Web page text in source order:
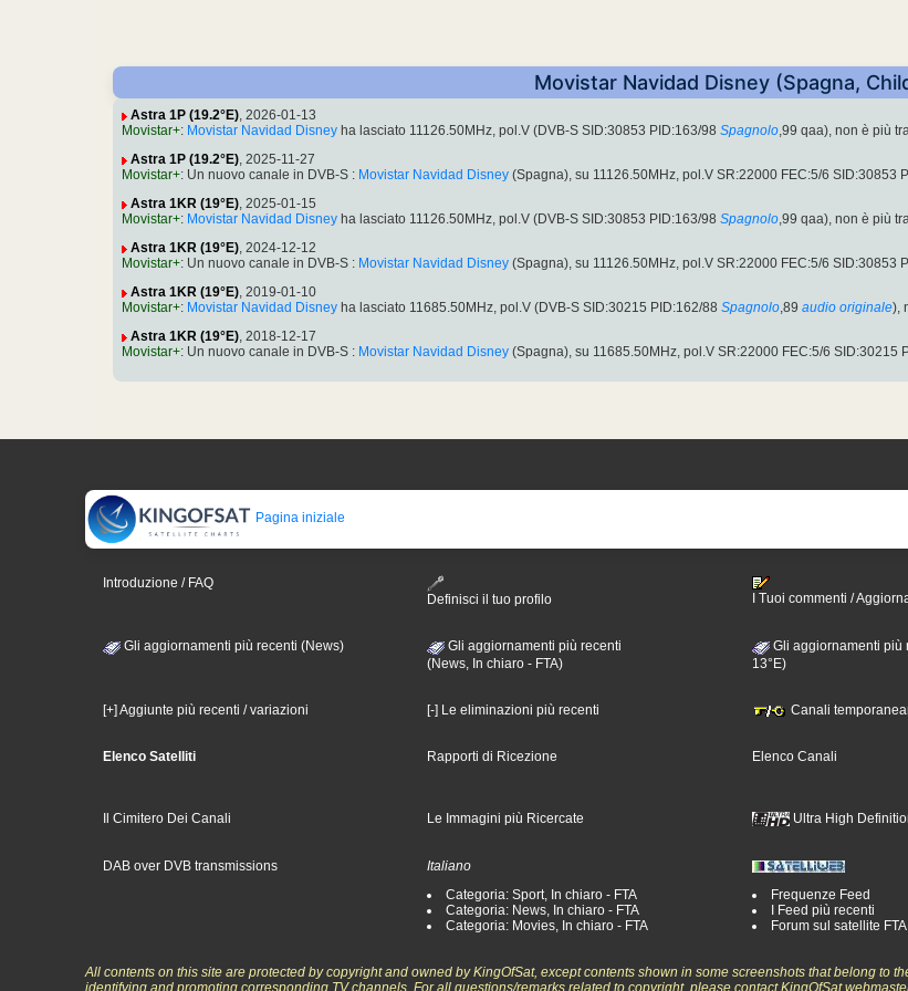
Movistar Navidad Disney (Spagna,
Astra 1P (19.2°E), 2026-01-13
Movistar+: Movistar Navidad Disney ha lasciato 11126.50MHz, pol.V (DVB-S SID:30853 PID:163/98 Spagnolo,99 qaa), non è più
Astra 1P (19.2°E), 2025-11-27
Movistar+: Un nuovo canale in DVB-S : Movistar Navidad Disney (Spagna), su 11126.50MHz, pol.V SR:22000 FEC:5/6 SID:30853
Astra 1KR (19°E), 2025-01-15
Movistar+: Movistar Navidad Disney ha lasciato 11126.50MHz, pol.V (DVB-S SID:30853 PID:163/98 Spagnolo,99 qaa), non è più
Astra 1KR (19°E), 2024-12-12
Movistar+: Un nuovo canale in DVB-S : Movistar Navidad Disney (Spagna), su 11126.50MHz, pol.V SR:22000 FEC:5/6 SID:30853
Astra 1KR (19°E), 2019-01-10
Movistar+: Movistar Navidad Disney ha lasciato 11685.50MHz, pol.V (DVB-S SID:30215 PID:162/88 Spagnolo,89 audio originale),
Astra 1KR (19°E), 2018-12-17
Movistar+: Un nuovo canale in DVB-S : Movistar Navidad Disney (Spagna), su 11685.50MHz, pol.V SR:22000 FEC:5/6 SID:30215
Pagina iniziale
Introduzione / FAQ
Definisci il tuo profilo
I Tuoi commenti /
Gli aggiornamenti più recenti (News)
Gli aggiornamenti più recenti
(News, In chiaro - FTA)
Gli aggiornamenti più
13°E)
[+] Aggiunte più recenti / variazioni [-] Le eliminazioni più recenti Canali
Elenco Satelliti Rapporti di Ricezione Elenco Canali
Il Cimitero Dei Canali Le Immagini più Ricercate Ultra High
DAB over DVB transmissions
Italiano
Categoria: Sport, In chiaro - FTA
Categoria: News, In chiaro - FTA
Categoria: Movies, In chiaro - FTA
Frequenze Feed
I Feed più recenti
Forum sul satellite FTA
All contents on this site are protected by copyright and owned by KingOfSat, except contents shown in some screenshots that belong to
identifying and promoting corresponding TV channels. For all questions/remarks related to copyright, please contact KingOfSat